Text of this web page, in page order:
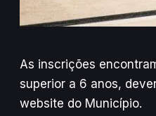
As inscrições
superior a 6 anos,
website do Município.